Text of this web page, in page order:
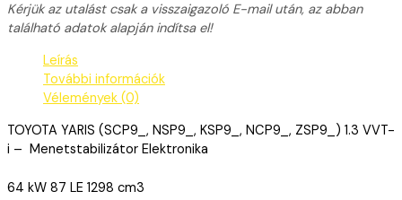
Kérjük az utalást csak a visszaigazoló E-mail után, az abban
található adatok alapján indítsa el!
Leírás
További információk
Vélemények (0)
TOYOTA YARIS (SCP9_, NSP9_, KSP9_, NCP9_, ZSP9_) 1.3 VVT-
i – Menetstabilizátor Elektronika
64 kW 87 LE 1298 cm3